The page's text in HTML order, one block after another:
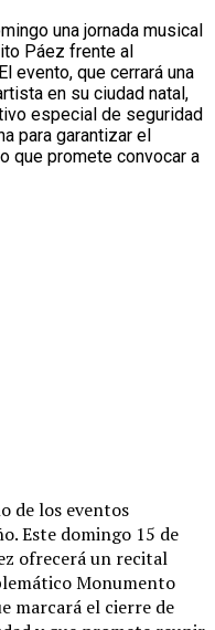
una jornada musical
Páez frente al
evento, que cerrará una
en su ciudad natal,
especial de seguridad
para garantizar el
que promete convocar a
delos eventos
Este domingo 15 de
ofreceráun recital
Monumento
marcará el cierre de